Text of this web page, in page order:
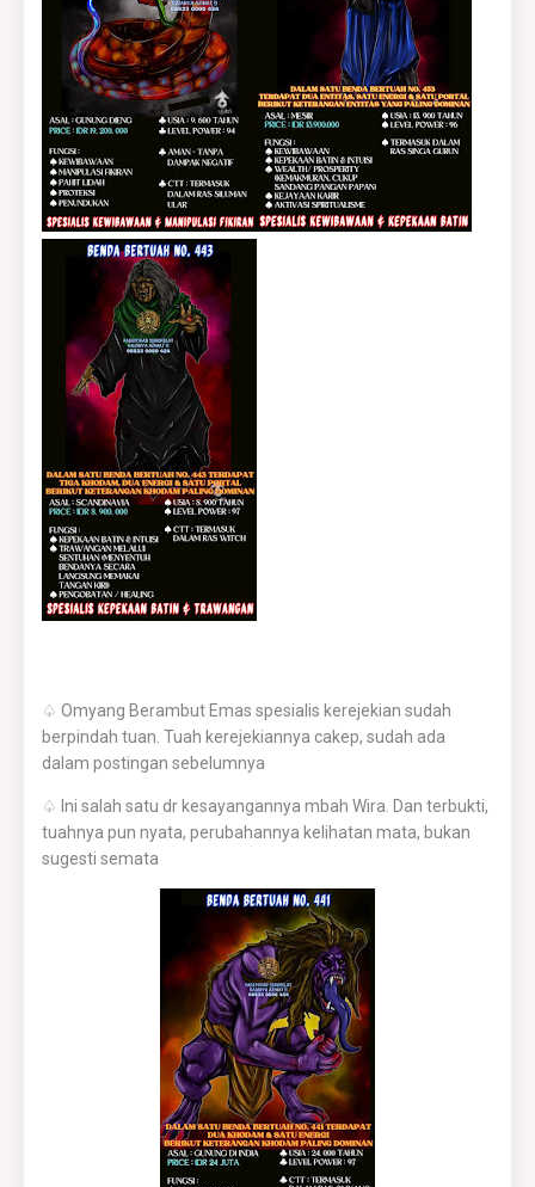
♤ Omyang Berambut Emas spesialis kerejekian sudah
berpindah tuan. Tuah kerejekiannya cakep, sudah ada
dalam postingan sebelumnya
♤ Ini salah satu dr kesayangannya mbah Wira. Dan terbukti,
tuahnya pun nyata, perubahannya kelihatan mata, bukan
sugesti semata